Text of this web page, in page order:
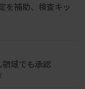
を補助、検査キッ
域でも承認